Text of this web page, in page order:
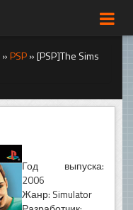
»PSP»[PSP]The Sims
Год выпуска:
2006
Жанр: Simulator